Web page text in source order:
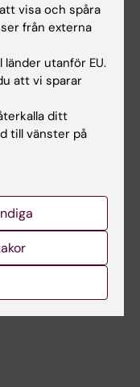
visa och spåra
från externa
utanför EU.
att vi sparar
ditt
till vänster på